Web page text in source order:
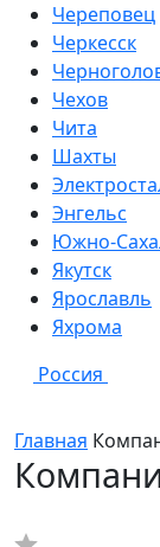
Череповец
Черкесск
Чехов
Чита
Шахты
Энгельс
Южно-
Якутск
Ярославль
Яхрома
Россия
Главная